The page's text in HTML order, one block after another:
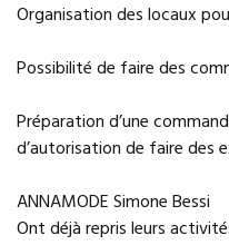
Organisation des locaux
Possibilité de faire des
Préparation d’une
d’autorisation de faire des
ANNAMODE Simone Bessi
Ont déjà repris leurs